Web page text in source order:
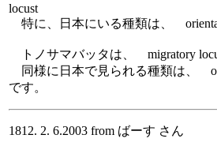
locust
特に、日本にいる種類は、 oriental
トノサマバッタは、 migratory
同様に日本で見られる種類は、
です。
1812. 2. 6.2003 from ばーす さん